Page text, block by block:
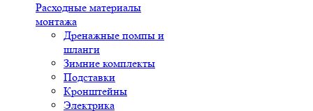
Расходные материалы
монтажа
Дренажные помпы и
шланги
Зимние комплекты
Подставки
Кронштейны
Электрика